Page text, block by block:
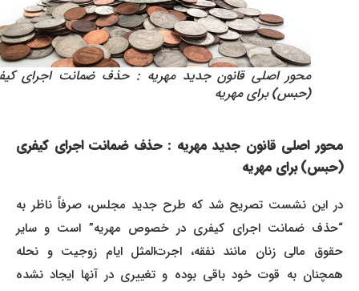
محور اصلی قانون جدید مهریه : حذف ضمانت اجرای کیفری
(حبس) برای مهریه
محور اصلی قانون جدید مهریه : حذف ضمانت اجرای کیفری
(حبس) برای مهریه
در این نشست تصریح شد که طرح جدید مجلس، صرفاً ناظر به
“حذف ضمانت اجرای کیفری در خصوص مهریه” است و سایر
حقوق مالی زنان مانند نفقه، اجرت‌المثل ایام زوجیت و نحله
همچنان به قوت خود باقی بوده و تغییری در آنها ایجاد نشده